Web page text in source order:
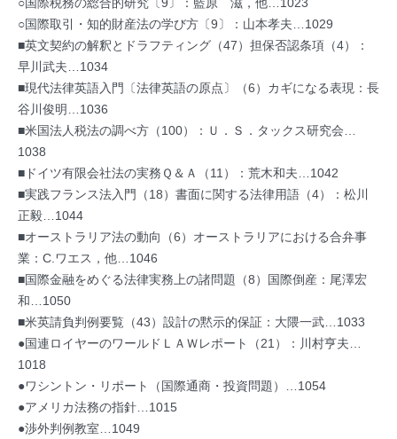
○国際取引・知的財産法の学び方〔9〕：山本孝夫…1029
■英文契約の解釈とドラフティング（47）担保否認条項（4）：
早川武夫…1034
■現代法律英語入門〔法律英語の原点〕（6）カギになる表現：長
谷川俊明…1036
■米国法人税法の調べ方（100）：Ｕ．Ｓ．タックス研究会…
1038
■ドイツ有限会社法の実務Ｑ＆Ａ（11）：荒木和夫…1042
■実践フランス法入門（18）書面に関する法律用語（4）：松川
正毅…1044
■オーストラリア法の動向（6）オーストラリアにおける合弁事
業：C.ワエス，他…1046
■国際金融をめぐる法律実務上の諸問題（8）国際倒産：尾澤宏
和…1050
■米英請負判例要覧（43）設計の黙示的保証：大隈一武…1033
●国連ロイヤーのワールドＬＡＷレポート（21）：川村亨夫…
1018
●ワシントン・リポート（国際通商・投資問題）…1054
●アメリカ法務の指針…1015
●渉外判例教室…1049